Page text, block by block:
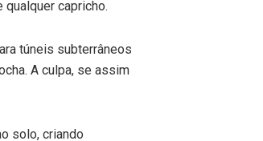
capricho.
túneis subterrâneos
A culpa, se assim
solo, criando